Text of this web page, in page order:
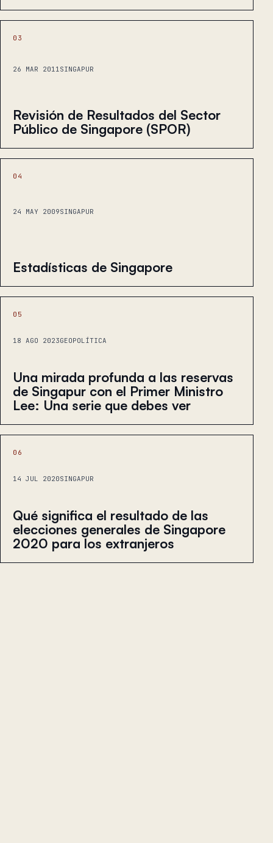
03
26 MAR 2011 SINGAPUR
Revisión de Resultados del Sector
Público de Singapore (SPOR)
04
24 MAY 2009SINGAPUR
Estadísticas de Singapore
05
18 AGO 2023GEOPOLÍTICA
Una mirada profunda a las reservas
de Singapur con el Primer Ministro
Lee: Una serie que debes ver
06
14 JUL 2020SINGAPUR
Qué significa el resultado de las
elecciones generales de Singapore
2020 para los extranjeros